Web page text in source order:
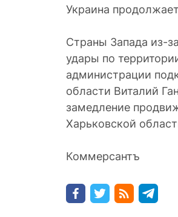
Украина
Страны Запада из-
удары по
администрации
области Виталий
замедление
Харьковской
Коммерсантъ